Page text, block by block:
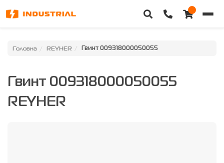
Головна
Категорії
Головна REYHER Гвинт 009318000050055
Гвинт 009318000050055
REYHER